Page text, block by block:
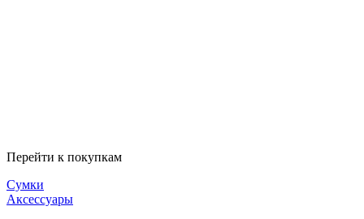
Перейти к покупкам
Сумки
Аксессуары